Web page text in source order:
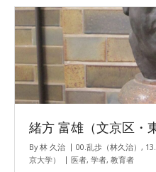
緒方 富雄（文京区・
By林 久治 00.乱歩（林久治） ,
京大学）
医者, 学者, 教育者